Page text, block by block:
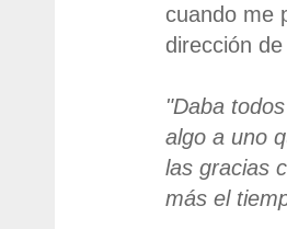
cuando me
dirección
"Daba
algo a uno
las gracias
más el